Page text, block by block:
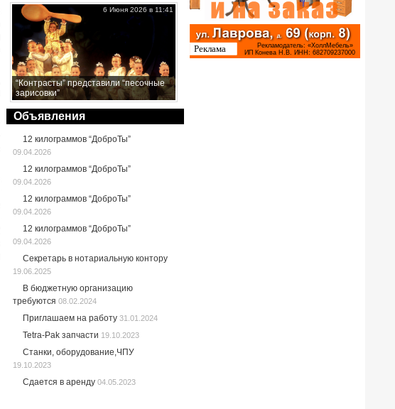
“Контрасты” представили “песочные
зарисовки”
6 Июня 2026 в 11:41
Объявления
12 килограммов “ДоброТы”
09.04.2026
12 килограммов “ДоброТы”
09.04.2026
12 килограммов “ДоброТы”
09.04.2026
12 килограммов “ДоброТы”
09.04.2026
Секретарь в нотариальную контору
19.06.2025
В бюджетную организацию
требуются 08.02.2024
Приглашаем на работу 31.01.2024
Tetra-Pak запчасти 19.10.2023
Станки, оборудование,ЧПУ
19.10.2023
Сдается в аренду 04.05.2023